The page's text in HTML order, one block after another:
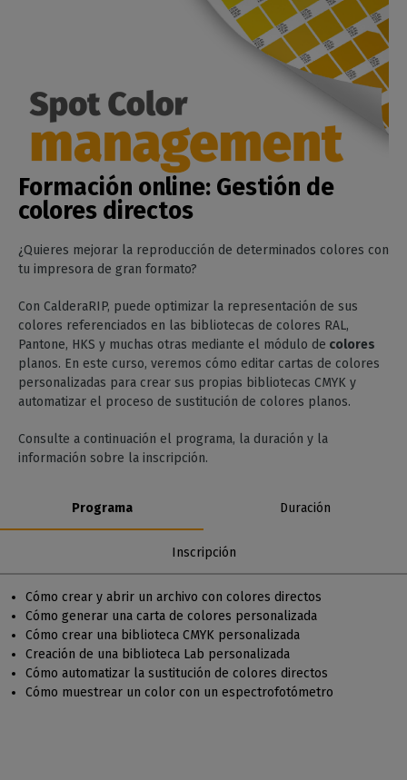
Formación online: Gestión de
colores directos
¿Quieres mejorar la reproducción de determinados colores con
tu impresora de gran formato?
Con CalderaRIP, puede optimizar la representación de sus
colores referenciados en las bibliotecas de colores RAL,
Pantone, HKS y muchas otras mediante el módulo de colores
planos. En este curso, veremos cómo editar cartas de colores
personalizadas para crear sus propias bibliotecas CMYK y
automatizar el proceso de sustitución de colores planos.
Consulte a continuación el programa, la duración y la
información sobre la inscripción.
Programa Duración
Inscripción
Cómo crear y abrir un archivo con colores directos
Cómo generar una carta de colores personalizada
Cómo crear una biblioteca CMYK personalizada
Creación de una biblioteca Lab personalizada
Cómo automatizar la sustitución de colores directos
Cómo muestrear un color con un espectrofotómetro